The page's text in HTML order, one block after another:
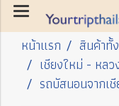
หน้าแรก สินค้าทั้
เชียงใหม่ - หลว
รถบัสนอนจากเ